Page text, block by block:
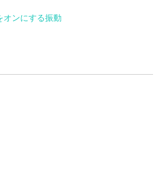
オンにする振動